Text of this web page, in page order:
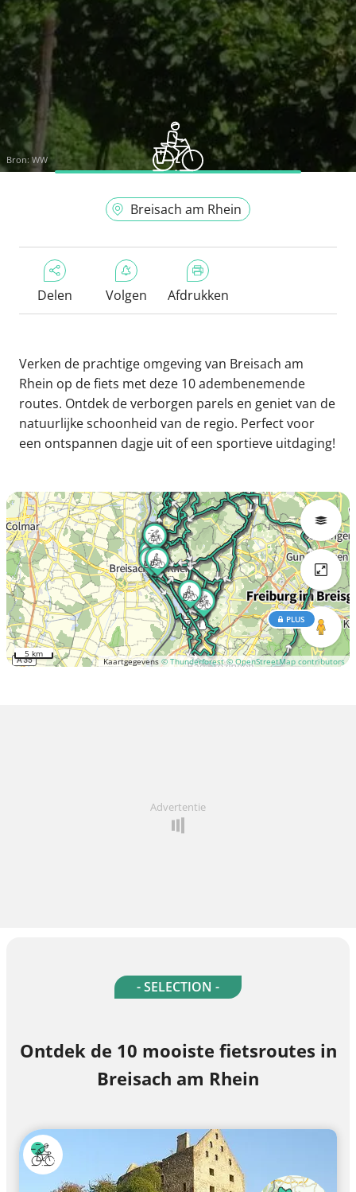
Bron: WW
Breisach am Rhein
Delen Volgen Afdrukken
Verken de prachtige omgeving van Breisach am
Rhein op de fiets met deze 10 adembenemende
routes. Ontdek de verborgen parels en geniet van de
natuurlijke schoonheid van de regio. Perfect voor
een ontspannen dagje uit of een sportieve uitdaging!
Kaartgegevens© Thunderforest © OpenStreetMap contributors
PLUS
5 km
Advertentie
- SELECTION -
Ontdek de 10 mooiste fietsroutes in
Breisach am Rhein